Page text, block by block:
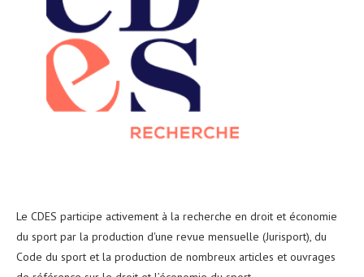
Le CDES participe activement à la recherche en droit et économie
du sport par la production d'une revue mensuelle (Jurisport), du
Code du sport et la production de nombreux articles et ouvrages